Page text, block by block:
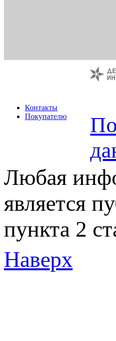
Контакты
Покупателю
Любая
является
пункта 2
Наверх